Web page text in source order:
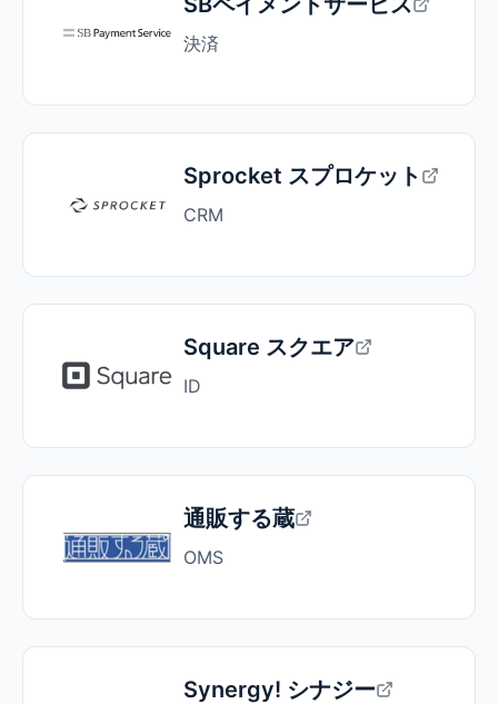
決済
Sprocket スプロケット
CRM
Square スクエア
ID
通販する蔵
OMS
Synergy! シナジー